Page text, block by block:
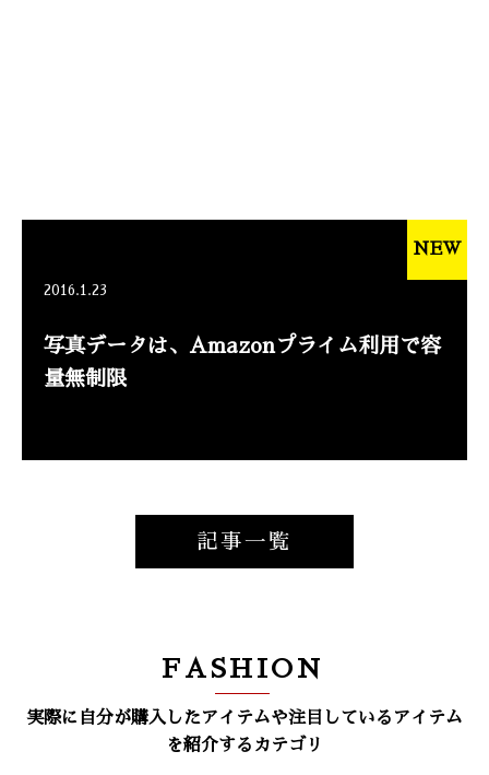
2016.1.23
写真データは、Amazonプライム利用で容
量無制限
NEW
記事一覧
FASHION
実際に自分が購入したアイテムや注目しているアイテム
を紹介するカテゴリ